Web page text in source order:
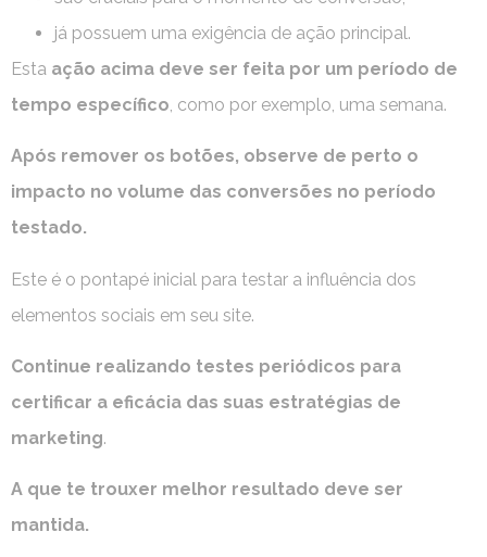
já possuem uma exigência de ação principal.
Esta ação acima deve ser feita por um período de
tempo específico , como por exemplo, uma semana.
Após remover os botões, observe de perto o
impacto no volume das conversões no período
testado.
Este é o pontapé inicial para testar a influência dos
elementos sociais em seu site.
Continue realizando testes periódicos para
certificar a eficácia das suas estratégias de
marketing.
A que te trouxer melhor resultado deve ser
mantida.